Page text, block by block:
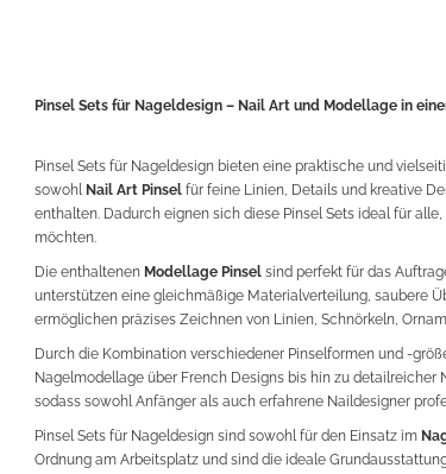
Pinsel Sets für Nageldesign – Nail Art und Modellage in
Pinsel Sets für Nageldesign bieten eine praktische und
sowohl Nail Art Pinsel für feine Linien, Details und kreative
enthalten. Dadurch eignen sich diese Pinsel Sets ideal für
möchten.
Die enthaltenen Modellage Pinsel sind perfekt für das
unterstützen eine gleichmäßige Materialverteilung, saubere
ermöglichen präzises Zeichnen von Linien, Schnörkeln,
Durch die Kombination verschiedener Pinselformen und -
Nagelmodellage über French Designs bis hin zu
sodass sowohl Anfänger als auch erfahrene Naildesigner
Pinsel Sets für Nageldesign sind sowohl für den Einsatz im
Ordnung am Arbeitsplatz und sind die ideale